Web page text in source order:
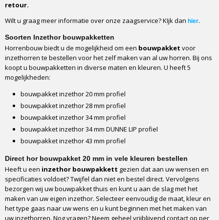
retour.
Wilt u graag meer informatie over onze zaagservice? KIjk dan hier.
Soorten Inzethor bouwpakketten
Horrenbouw biedt u de mogelijkheid om een bouwpakket voor
inzethorren te bestellen voor het zelf maken van al uw horren. Bij ons
koopt u bouwpakketten in diverse maten en kleuren. U heeft 5
mogelijkheden:
bouwpakket inzethor 20 mm profiel
bouwpakket inzethor 28 mm profiel
bouwpakket inzethor 34 mm profiel
bouwpakket inzethor 34 mm DUNNE LIP profiel
bouwpakket inzethor 43 mm profiel
Direct hor bouwpakket 20 mm in vele kleuren bestellen
Heeft u een inzethor bouwpakkett gezien dat aan uw wensen en
specificaties voldoet? Twijfel dan niet en bestel direct. Vervolgens
bezorgen wij uw bouwpakket thuis en kunt u aan de slag met het
maken van uw eigen inzethor. Selecteer eenvoudig de maat, kleur en
het type gaas naar uw wens en u kunt beginnen met het maken van
uw inzethorren. Nog vragen? Neem geheel vrijblijvend contact op per